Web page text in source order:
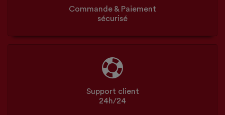
Commande & Paiement
sécurisé
Support client
24h/24